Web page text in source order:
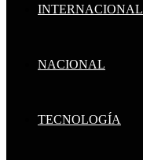
INTERNACIONAL
NACIONAL
TECNOLOGÍA